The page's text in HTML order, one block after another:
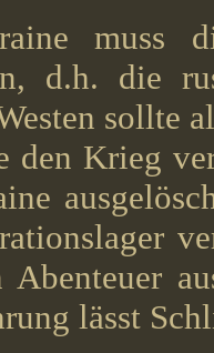
muss
d.h. die
sollte
den Krieg
Abenteuer
lässt